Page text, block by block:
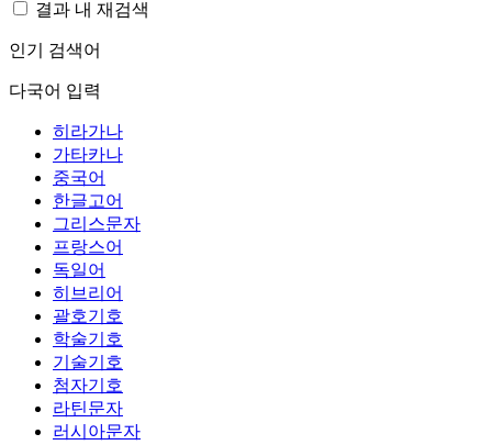
결과 내 재검색
인기 검색어
다국어 입력
히라가나
가타카나
중국어
한글고어
그리스문자
프랑스어
독일어
히브리어
괄호기호
학술기호
기술기호
첨자기호
라틴문자
러시아문자